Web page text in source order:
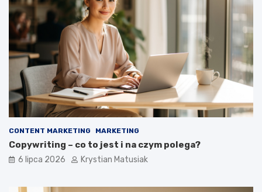
CONTENT MARKETING MARKETING
Copywriting – co to jest i na czym polega?
6 lipca 2026 Krystian Matusiak